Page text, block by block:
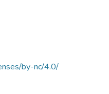
by-nc/4.0/